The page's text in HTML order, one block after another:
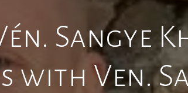
Sangye
Ven.